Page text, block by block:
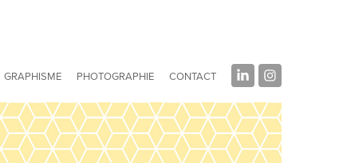
GRAPHISME PHOTOGRAPHIE CONTACT